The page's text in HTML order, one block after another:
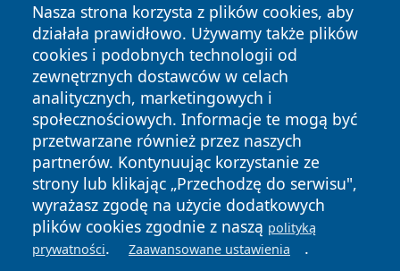
Nasza strona korzysta z plików cookies, aby
działała prawidłowo. Używamy także plików
cookies i podobnych technologii od
zewnętrznych dostawców w celach
analitycznych, marketingowych i
społecznościowych. Informacje te mogą być
przetwarzane również przez naszych
partnerów. Kontynuując korzystanie ze
strony lub klikając „Przechodzę do serwisu",
wyrażasz zgodę na użycie dodatkowych
plików cookies zgodnie z naszą polityką
prywatności. Zaawansowane ustawienia .
Copyright © 2026 jeleniagoraonline.pl Wszystkie prawa
zastrzeżone.
News Autorzy
Polityka
Prywatności
Polityka
Cookies